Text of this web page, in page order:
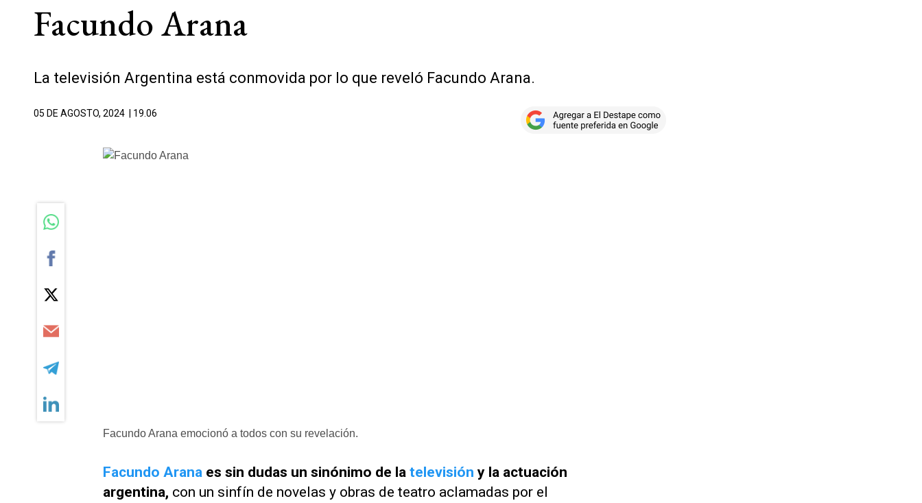
Facundo Arana
La televisión Argentina está conmovida por lo que reveló Facundo Arana.
05 DE AGOSTO, 2024 | 19.06
Facundo Arana emocionó a todos con su revelación.
Facundo Arana es sin dudas un sinónimo de la televisión y la actuación
argentina, con un sinfín de novelas y obras de teatro aclamadas por el